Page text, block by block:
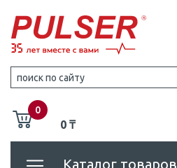
0
0 ₸
Каталог товаров